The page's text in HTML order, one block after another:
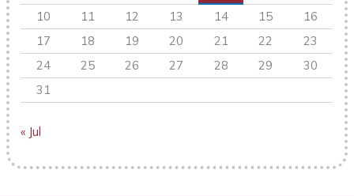
10
11 12 13 14 15
16
17
18 19 20 21 22
23
24
25 26 27 28 29
30
31
« Jul